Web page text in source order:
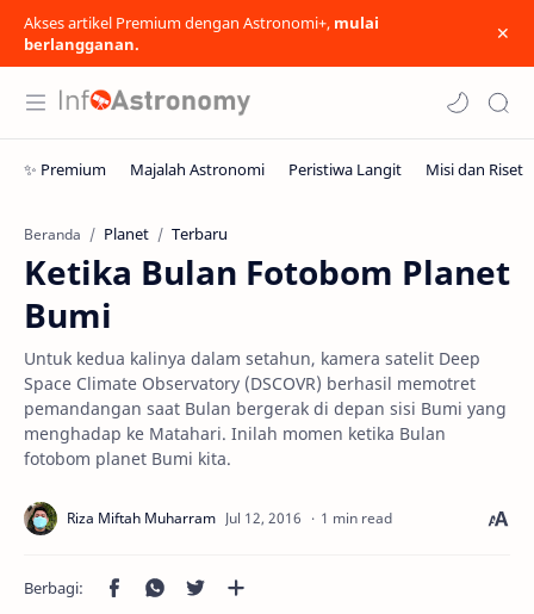
Akses artikel Premium dengan Astronomi+, mulai
berlangganan.
Beranda Planet Terbaru
Ketika Bulan Fotobom Planet
Bumi
Untuk kedua kalinya dalam setahun, kamera satelit Deep
Space Climate Observatory (DSCOVR) berhasil memotret
pemandangan saat Bulan bergerak di depan sisi Bumi yang
menghadap ke Matahari. Inilah momen ketika Bulan
fotobom planet Bumi kita.
1 min read